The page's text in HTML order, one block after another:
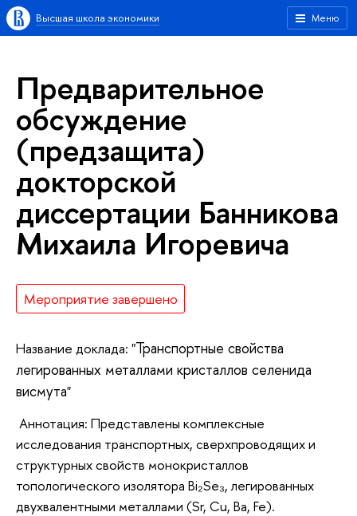
Меню
Высшая школа экономики
Предварительное
обсуждение
(предзащита)
докторской
диссертации Банникова
Михаила Игоревича
Мероприятие завершено
Название доклада: "Транспортные свойства
легированных металлами кристаллов селенида
висмута"
Аннотация: Представлены комплексные
исследования транспортных, сверхпроводящих и
структурных свойств монокристаллов
топологического изолятора Bi₂Se₃, легированных
двухвалентными металлами (Sr, Cu, Ba, Fe).